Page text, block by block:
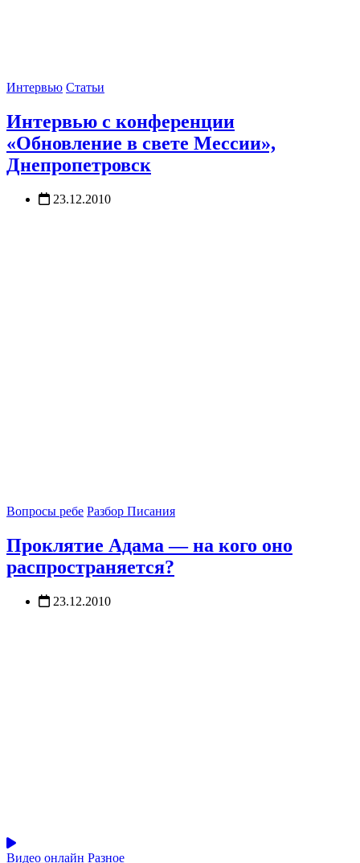
Интервью Статьи
Интервью с конференции
«Обновление в свете Мессии»,
Днепропетровск
23.12.2010
Вопросы ребе Разбор Писания
Проклятие Адама — на кого оно
распространяется?
23.12.2010
Видео онлайн Разное